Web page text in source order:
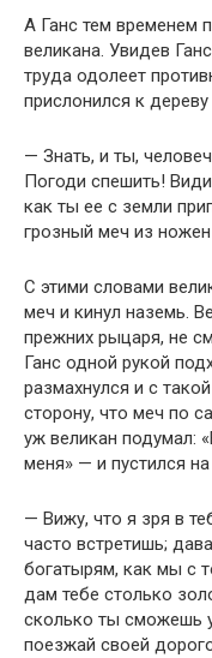
А Ганс тем временем
великана. Увидев
труда одолеет
прислонился к
— Знать, и ты,
Погоди спешить!
как ты ее с земли
грозный меч из
С этими словами
меч и кинул наземь.
прежних рыцаря, не
Ганс одной рукой
размахнулся и с
сторону, что меч по
уж великан подумал:
меня» — и пустился
— Вижу, что я зря в
часто встретишь;
богатырям, как мы с
дам тебе столько
сколько ты сможешь
поезжай своей